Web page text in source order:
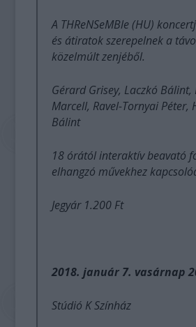
A THReNSeMBle (HU)
és átiratok szerepelnek a
közelmúlt zenjéből.
Gérard Grisey, Laczkó Bálint,
Marcell, Ravel-Tornyai Péter,
Bálint
18 órától interaktív beavató
elhangzó művekhez
Jegyár 1.200 Ft
2018. január 7. vasárnap
Stúdió K Színház